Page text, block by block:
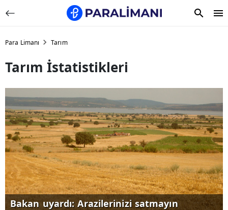
Para Limanı Tarım
Tarım İstatistikleri
Bakan uyardı: Arazilerinizi satmayın